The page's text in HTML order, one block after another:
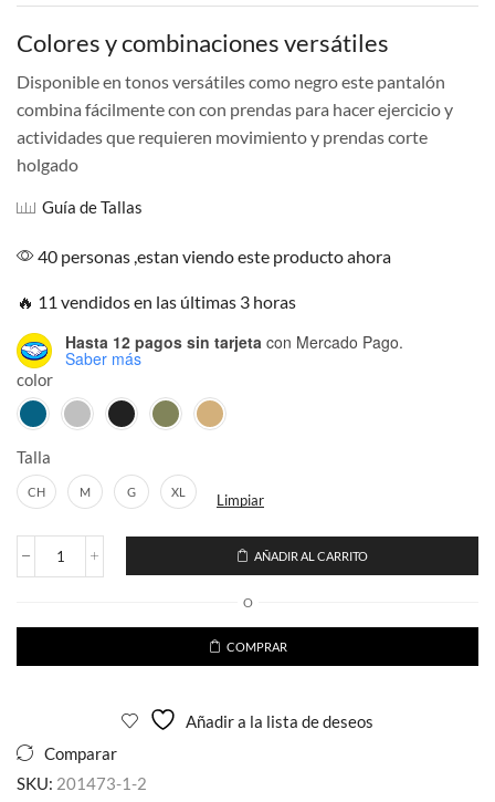
Colores y combinaciones versátiles
Disponible en tonos versátiles como negro este pantalón
combina fácilmente con con prendas para hacer ejercicio y
actividades que requieren movimiento y prendas corte
holgado
Guía de Tallas
40 personas ,estan viendo este producto ahora
🔥 11 vendidos en las últimas 3 horas
Hasta 12 pagos sin tarjeta con Mercado Pago.
Saber más
color
Talla
CH M G XL Limpiar
Pants
con
Hombre
AÑADIR AL CARRITO
O
COMPRAR
Añadir a la lista de deseos
Comparar
SKU: 201473-1-2